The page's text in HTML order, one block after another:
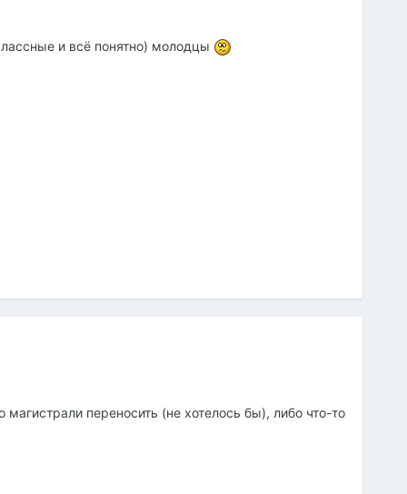
и всё понятно) молодцы
переносить (не хотелось бы), либо что-то